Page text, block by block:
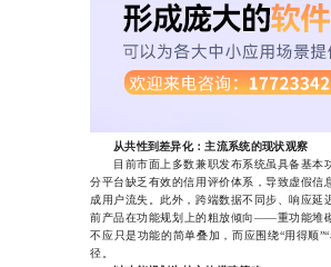
从共性到差异化：主流系统的现状观察
目前市面上多数兼职发布系统虽具备基本
分平台缺乏有效的信用评价体系，导致虚假
成用户流失。此外，跨端数据不同步、响应
前产品在功能规划上的粗放倾向——重功能堆
不应只是功能的简单叠加，而应围绕“用得顺
径。